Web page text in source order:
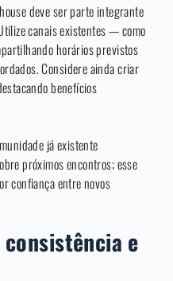
deve ser parte integrante
canais existentes — como
horários previstos
Considere ainda criar
benefícios
já existente
próximos encontros; esse
confiança entre novos
e